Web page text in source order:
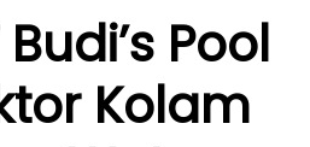
Pool
Kolam